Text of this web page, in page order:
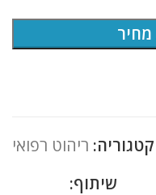
קטגוריה: ריהוט רפואי
שיתוף: